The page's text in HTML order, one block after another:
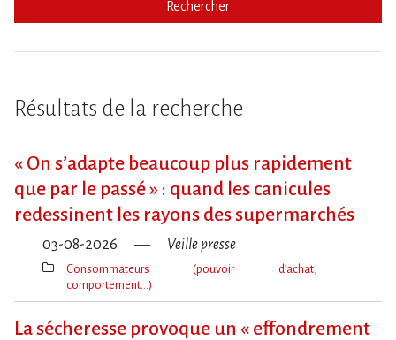
Rechercher
Résultats de la recherche
« On s​‌’adapte beaucoup plus rapidement
que par le passé » : quand les canicules
redessinent les rayons des supermarchés
03-08-2026 Veille presse
Thèmes(s)
Consommateurs (pouvoir d’achat,
comportement…)
La sécheresse provoque un « effondrement